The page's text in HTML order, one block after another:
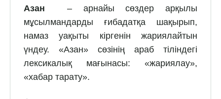
Азан – арнайы сөздер арқылы
мұсылмандарды ғибадатқа шақырып,
намаз уақыты кіргенін жариялайтын
үндеу. «Азан» сөзінің араб тіліндегі
лексикалық мағынасы: «жариялау»,
«хабар тарату».